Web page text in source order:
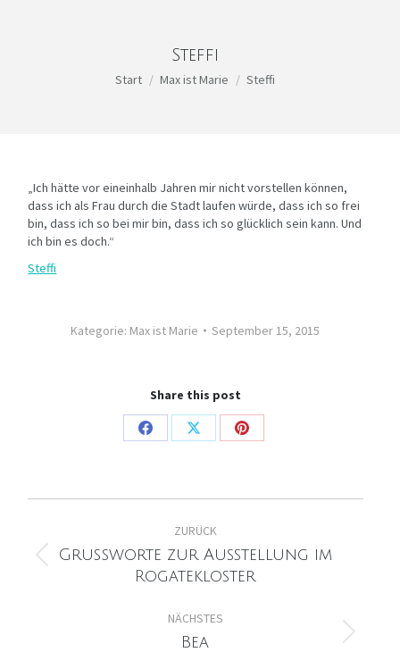
Steffi
Sie befinden sich hier:
Start Max ist Marie Steffi
„Ich hätte vor eineinhalb Jahren mir nicht vorstellen können,
dass ich als Frau durch die Stadt laufen würde, dass ich so frei
bin, dass ich so bei mir bin, dass ich so glücklich sein kann. Und
ich bin es doch.“
Steffi
Kategorie: Max ist Marie September 15, 2015
Share this post
Share
Share
Share
Kommentarnavigation
ZURÜCK
Vorheriger
Beitrag:
Grußworte zur Ausstellung im
Rogatekloster
NÄCHSTES
Nächster
Bea